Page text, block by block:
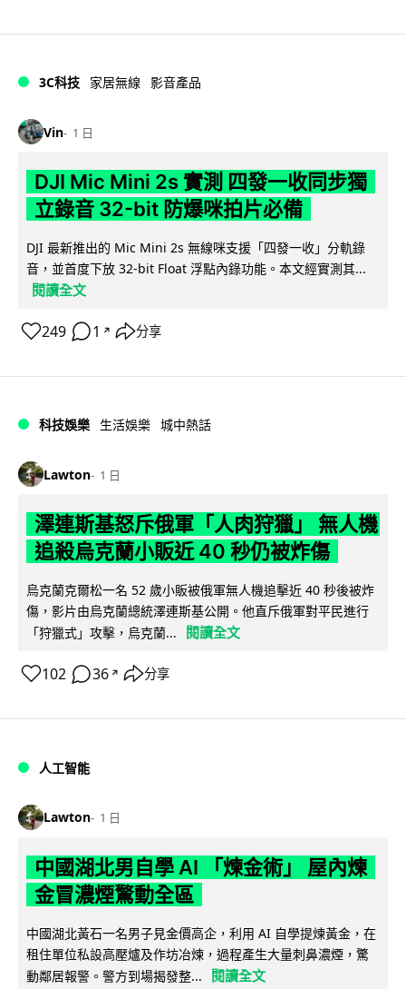
3C科技 家居無線 影音產品
Vin 1 日
DJI Mic Mini 2s 實測 四發一收同步獨
立錄音 32-bit 防爆咪拍片必備
DJI 最新推出的 Mic Mini 2s 無線咪支援「四發一收」分軌錄
音，並首度下放 32-bit Float 浮點內錄功能。本文經實測其...
閱讀全文
249 1 ↗ 分享
科技娛樂 生活娛樂 城中熱話
Lawton 1 日
澤連斯基怒斥俄軍「人肉狩獵」 無人機
追殺烏克蘭小販近 40 秒仍被炸傷
烏克蘭克爾松一名 52 歲小販被俄軍無人機追擊近 40 秒後被炸
傷，影片由烏克蘭總統澤連斯基公開。他直斥俄軍對平民進行
「狩獵式」攻擊，烏克蘭...
閱讀全文
102 36 ↗ 分享
人工智能
Lawton 1 日
中國湖北男自學 AI 「煉金術」 屋內煉
金冒濃煙驚動全區
中國湖北黃石一名男子見金價高企，利用 AI 自學提煉黃金，在
租住單位私設高壓爐及作坊冶煉，過程產生大量刺鼻濃煙，驚
動鄰居報警。警方到場揭發整...
閱讀全文